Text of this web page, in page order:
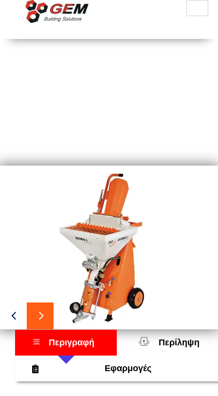
Περιγραφή Περίληψη
Εφαρμογές